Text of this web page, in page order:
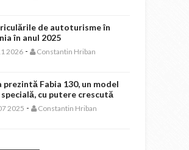
de autoturisme în
în anul 2025
2026 - Constantin Hriban
prezintă Fabia 130, un model
cu putere crescută
2025 - Constantin Hriban